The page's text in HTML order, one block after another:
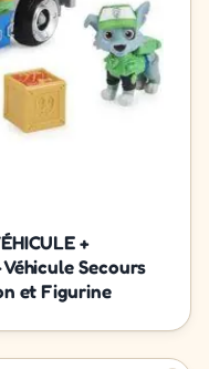
+
Véhicule Secours
et Figurine